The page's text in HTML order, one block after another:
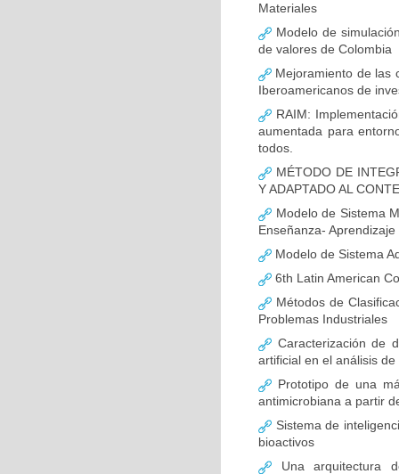
Materiales
Modelo de
de valores de Colombia
Mejoramiento de las
Iberoamericanos de
RAIM:
aumentada para
todos.
MÉTODO DE
Y ADAPTADO AL
Modelo de Sistema
Enseñanza- Aprendizaje
Modelo de Sistema
6th Latin American
Métodos de
Problemas Industriales
Caracterización de
artificial en el análisis
Prototipo de una
antimicrobiana a partir
Sistema de
bioactivos
Una arquitectura